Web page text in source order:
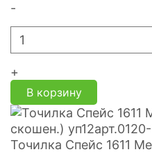
-
+
В корзину
Точилка Спейс 1611